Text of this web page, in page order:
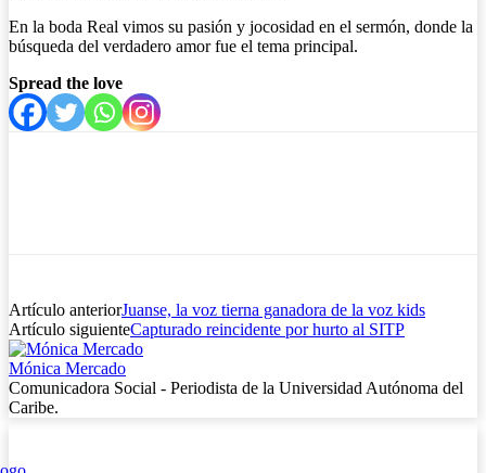
En la boda Real vimos su pasión y jocosidad en el sermón, donde la
búsqueda del verdadero amor fue el tema principal.
Spread the love
Artículo anteriorJuanse, la voz tierna ganadora de la voz kids
Artículo siguienteCapturado reincidente por hurto al SITP
Mónica Mercado
Comunicadora Social - Periodista de la Universidad Autónoma del
Caribe.